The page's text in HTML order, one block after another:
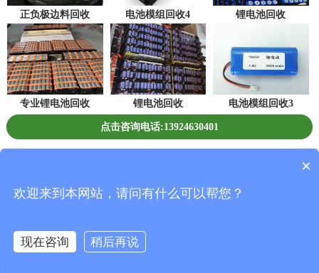
正负极边料回收 电池模组回收4 锂电池回收
专业锂电池回收 锂电池回收 电池模组回收3
点击咨询电话:13924630401
粤ICP备19149952号
×
欢迎来到本网站，请问有什么可以帮您？
现在咨询 稍后再说